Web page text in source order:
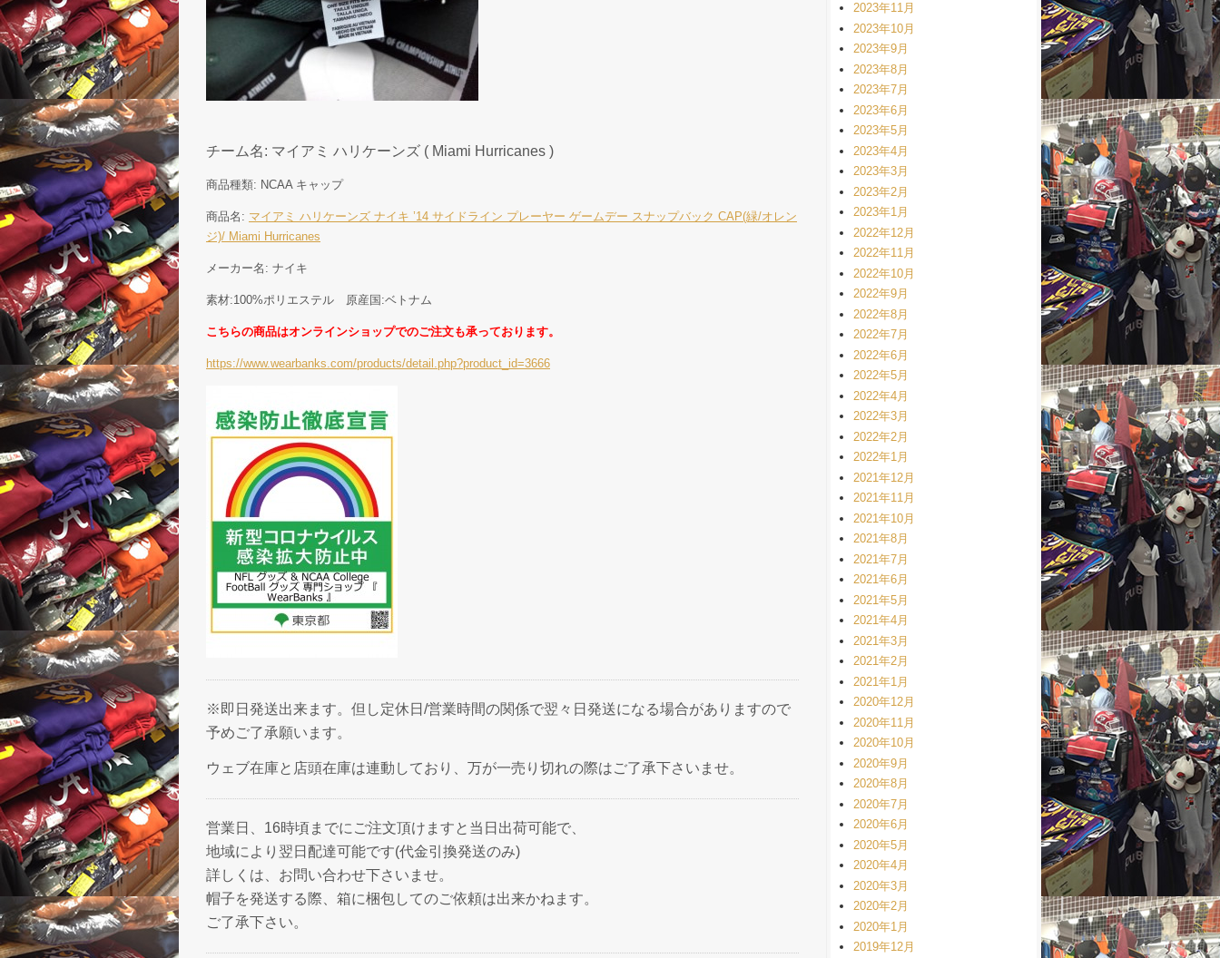
チーム名: マイアミ ハリケーンズ ( Miami Hurricanes )
商品種類: NCAA キャップ
商品名: マイアミ ハリケーンズ ナイキ ’14 サイドライン プレーヤー ゲームデー スナップバック CAP(緑/オレン
ジ)/ Miami Hurricanes
メーカー名: ナイキ
素材:100%ポリエステル 原産国:ベトナム
こちらの商品はオンラインショップでのご注文も承っております。
https://www.wearbanks.com/products/detail.php?product_id=3666
※即日発送出来ます。但し定休日/営業時間の関係で翌々日発送になる場合がありますので
予めご了承願います。
ウェブ在庫と店頭在庫は連動しており、万が一売り切れの際はご了承下さいませ。
営業日、16時頃までにご注文頂けますと当日出荷可能で、
地域により翌日配達可能です(代金引換発送のみ)
詳しくは、お問い合わせ下さいませ。
帽子を発送する際、箱に梱包してのご依頼は出来かねます。
ご了承下さい。
2023年11月
2023年10月
2023年9月
2023年8月
2023年7月
2023年6月
2023年5月
2023年4月
2023年3月
2023年2月
2023年1月
2022年12月
2022年11月
2022年10月
2022年9月
2022年8月
2022年7月
2022年6月
2022年5月
2022年4月
2022年3月
2022年2月
2022年1月
2021年12月
2021年11月
2021年10月
2021年8月
2021年7月
2021年6月
2021年5月
2021年4月
2021年3月
2021年2月
2021年1月
2020年12月
2020年11月
2020年10月
2020年9月
2020年8月
2020年7月
2020年6月
2020年5月
2020年4月
2020年3月
2020年2月
2020年1月
2019年12月